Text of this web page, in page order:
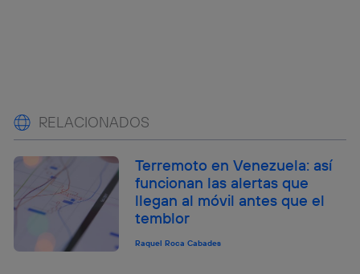
RELACIONADOS
Terremoto en Venezuela: así
funcionan las alertas que
llegan al móvil antes que el
temblor
Raquel Roca Cabades